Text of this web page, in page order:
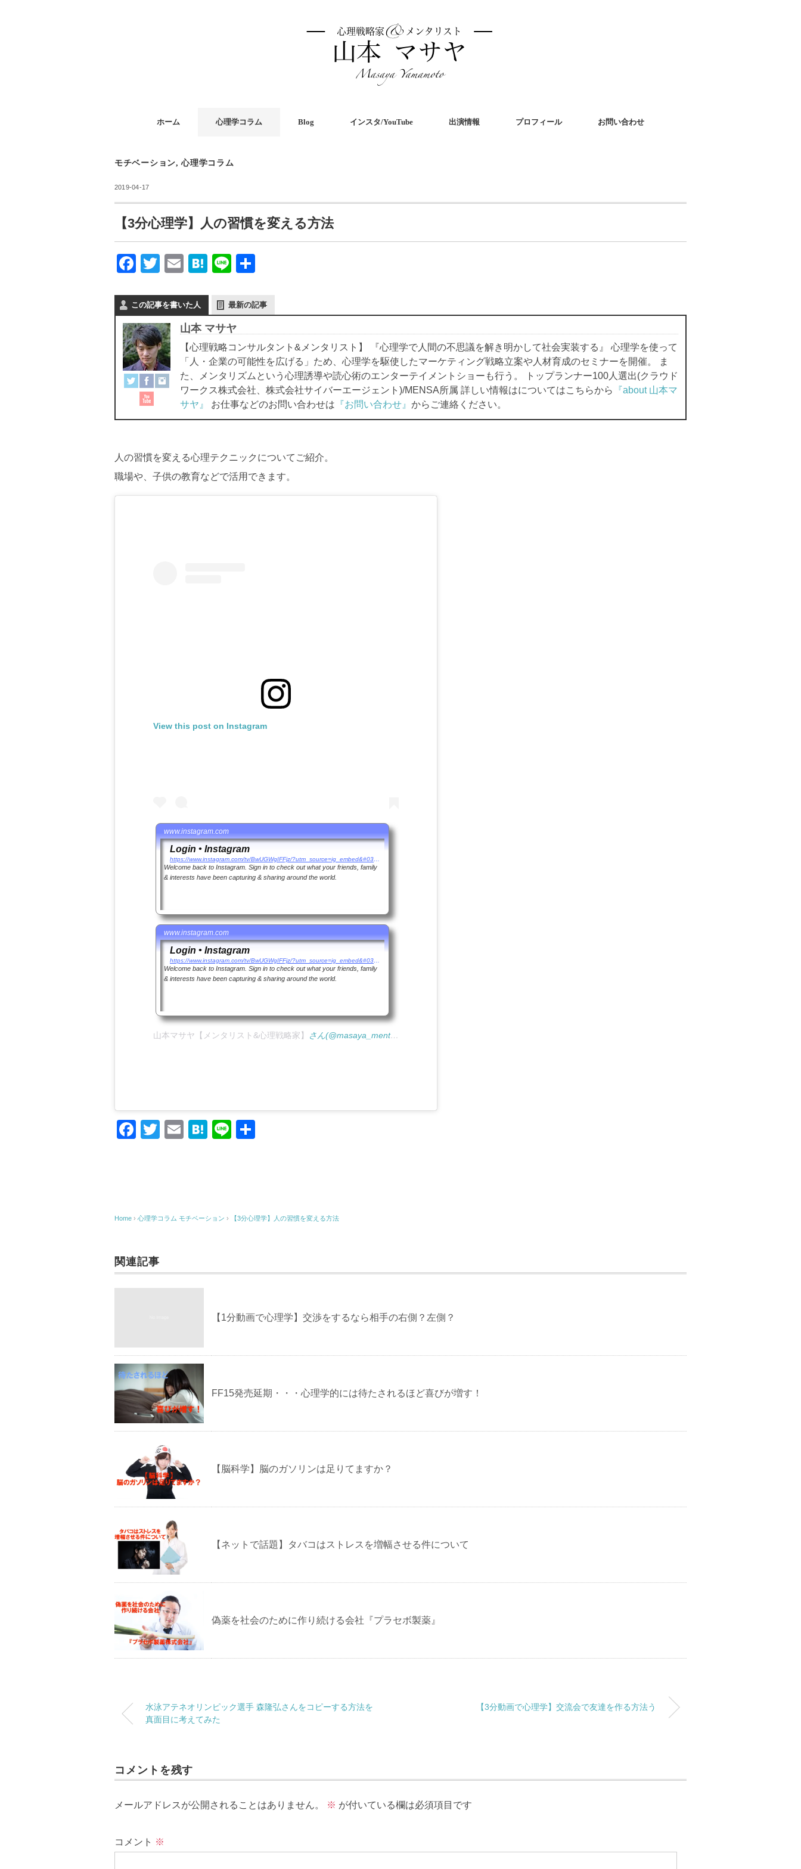
ホーム 心理学コラム Blog インスタ/YouTube 出演情報 プロフィール お問い合わせ
モチベーション,心理学コラム
2019-04-17
【3分心理学】人の習慣を変える方法
F
c
e
b
o
o
k
T
tt
er
E
ail
H
e
n
a
Li
e
この記事を書いた人 最新の記事
山本 マサヤ
【心理戦略コンサルタント&メンタリスト】 『心理学で人間の不思議を解き明かして社会実装する』 心理学を使って
「人・企業の可能性を広げる」ため、心理学を駆使したマーケティング戦略立案や人材育成のセミナーを開催。 ま
た、メンタリズムという心理誘導や読心術のエンターテイメントショーも行う。 トップランナー100人選出(クラウド
ワークス株式会社、株式会社サイバーエージェント)/MENSA所属 詳しい情報はについてはこちらから
『about 山本マ
サヤ』
お仕事などのお問い合わせは 『お問い合わせ』 からご連絡ください。
人の習慣を変える心理テクニックについてご紹介。
職場や、子供の教育などで活用できます。
View this post on Instagram
www.instagram.com
Login • Instagram
Welcome back to Instagram. Sign in to check out what your friends, family
& interests have been capturing & sharing around the world.
www.instagram.com
Login • Instagram
Welcome back to Instagram. Sign in to check out what your friends, family
& interests have been capturing & sharing around the world.
山本マサヤ【メンタリスト &心理戦略家】 さん(@masaya_mentalist)
F
o
k
T
E
H
Li
Home › 心理学コラム モチベーション › 【3分心理学】人の習慣を変える方法
関連記事
【1分動画で心理学】交渉をするなら相手の右側？左側？
FF15発売延期・・・心理学的には待たされるほど喜びが増す！
【脳科学】脳のガソリンは足りてますか？
【ネットで話題】タバコはストレスを増幅させる件について
偽薬を社会のために作り続ける会社『プラセボ製薬』
水泳アテネオリンピック選手 森隆弘さんをコピーする方法を
真面目に考えてみた
【3分動画で心理学】交流会で友達を作る方法う
コメントを残す
メールアドレスが公開されることはありません。 ※ が付いている欄は必須項目です
コメント ※